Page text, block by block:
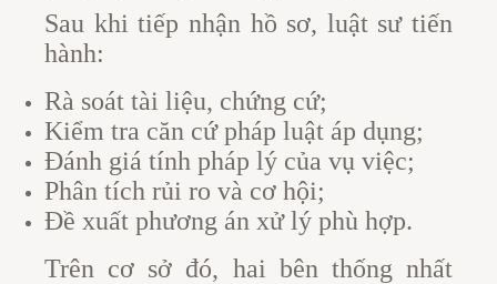
Sau khi tiếp nhận hồ sơ, luật sư tiến
hành:
Rà soát tài liệu, chứng cứ;
Kiểm tra căn cứ pháp luật áp dụng;
Đánh giá tính pháp lý của vụ việc;
Phân tích rủi ro và cơ hội;
Đề xuất phương án xử lý phù hợp.
Trên cơ sở đó, hai bên thống nhất